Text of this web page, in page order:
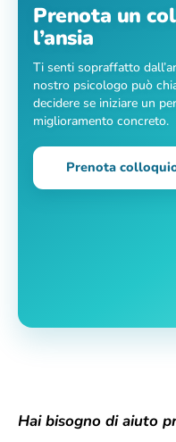
Prenota un
l’ansia
Ti senti sopraffatto
nostro psicologo può
decidere se iniziare un
miglioramento concreto.
Prenota
Hai bisogno di aiuto